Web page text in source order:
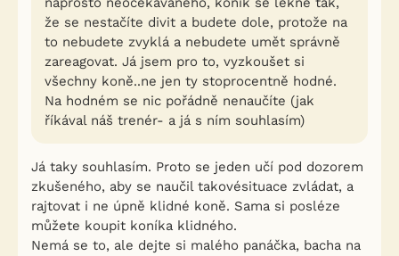
že se nestačíte divit a budete dole, protože na
to nebudete zvyklá a nebudete umět správně
zareagovat. Já jsem pro to, vyzkoušet si
všechny koně..ne jen ty stoprocentně hodné.
Na hodném se nic pořádně nenaučíte (jak
říkával náš trenér- a já s ním souhlasím)
Já taky souhlasím. Proto se jeden učí pod dozorem
zkušeného, aby se naučil takovésituace zvládat, a
rajtovat i ne úpně klidné koně. Sama si posléze
můžete koupit koníka klidného.
Nemá se to, ale dejte si malého panáčka, bacha na